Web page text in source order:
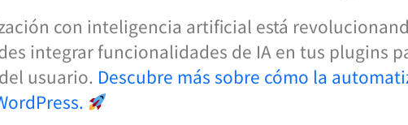
con inteligencia artificial está
integrar funcionalidades de IA en tus plugins
usuario. Descubre más sobre cómo la